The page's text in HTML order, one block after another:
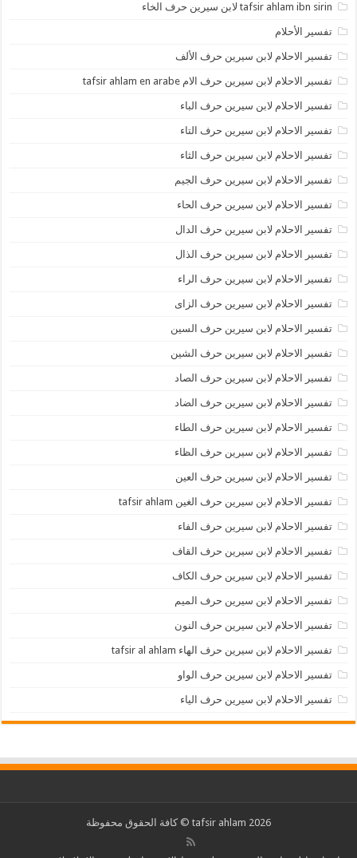
tafsir ahlam ibn sirin لابن سيرين حرف الخاء
تفسير الأحلام
تفسير الاحلام لابن سيرين حرف الألف
تفسير الاحلام لابن سيرين حرف الام tafsir ahlam en arabe
تفسير الاحلام لابن سيرين حرف الباء
تفسير الاحلام لابن سيرين حرف التاء
تفسير الاحلام لابن سيرين حرف الثاء
تفسير الاحلام لابن سيرين حرف الجيم
تفسير الاحلام لابن سيرين حرف الحاء
تفسير الاحلام لابن سيرين حرف الدال
تفسير الاحلام لابن سيرين حرف الذال
تفسير الاحلام لابن سيرين حرف الراء
تفسير الاحلام لابن سيرين حرف الزاى
تفسير الاحلام لابن سيرين حرف السين
تفسير الاحلام لابن سيرين حرف الشين
تفسير الاحلام لابن سيرين حرف الصاد
تفسير الاحلام لابن سيرين حرف الضاد
تفسير الاحلام لابن سيرين حرف الطاء
تفسير الاحلام لابن سيرين حرف الظاء
تفسير الاحلام لابن سيرين حرف العين
تفسير الاحلام لابن سيرين حرف الغين tafsir ahlam
تفسير الاحلام لابن سيرين حرف الفاء
تفسير الاحلام لابن سيرين حرف القاف
تفسير الاحلام لابن سيرين حرف الكاف
تفسير الاحلام لابن سيرين حرف الميم
تفسير الاحلام لابن سيرين حرف النون
تفسير الاحلام لابن سيرين حرف الهاء tafsir al ahlam
تفسير الاحلام لابن سيرين حرف الواو
تفسير الاحلام لابن سيرين حرف الياء
2026 tafsir ahlam © كافة الحقوق محفوظة